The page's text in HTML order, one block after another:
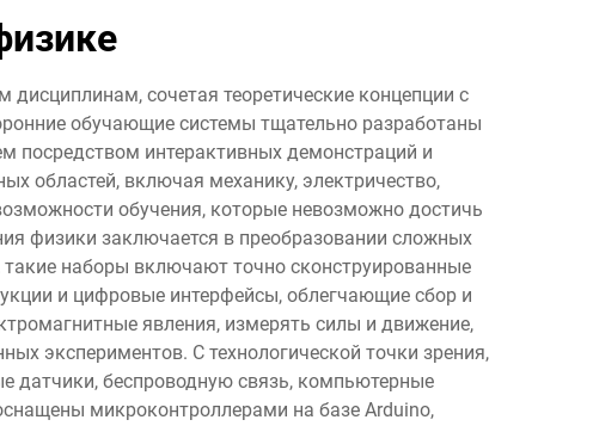
сочетая теоретические концепции с
обучающие системы тщательно разработаны
интерактивных демонстраций и
областей, включая механику, электричество,
обучения, которые невозможно достичь
физики заключается в преобразовании сложных
наборы включают точно сконструированные
и цифровые интерфейсы, облегчающие сбор и
явления, измерять силы и движение,
экспериментов. С технологической точки зрения,
датчики, беспроводную связь, компьютерные
микроконтроллерами на базе Arduino,